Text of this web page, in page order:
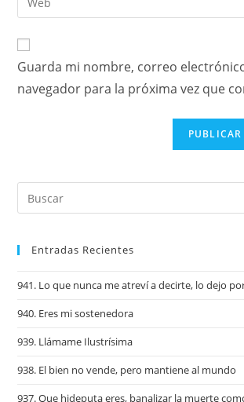
Guarda mi nombre, correo
navegador para la próxima vez que
Entradas Recientes
941. Lo que nunca me atreví a decirte, lo dejo
940. Eres mi sostenedora
939. Llámame Ilustrísima
938. El bien no vende, pero mantiene al mundo
937. Que hideputa eres, banalizar la muerte